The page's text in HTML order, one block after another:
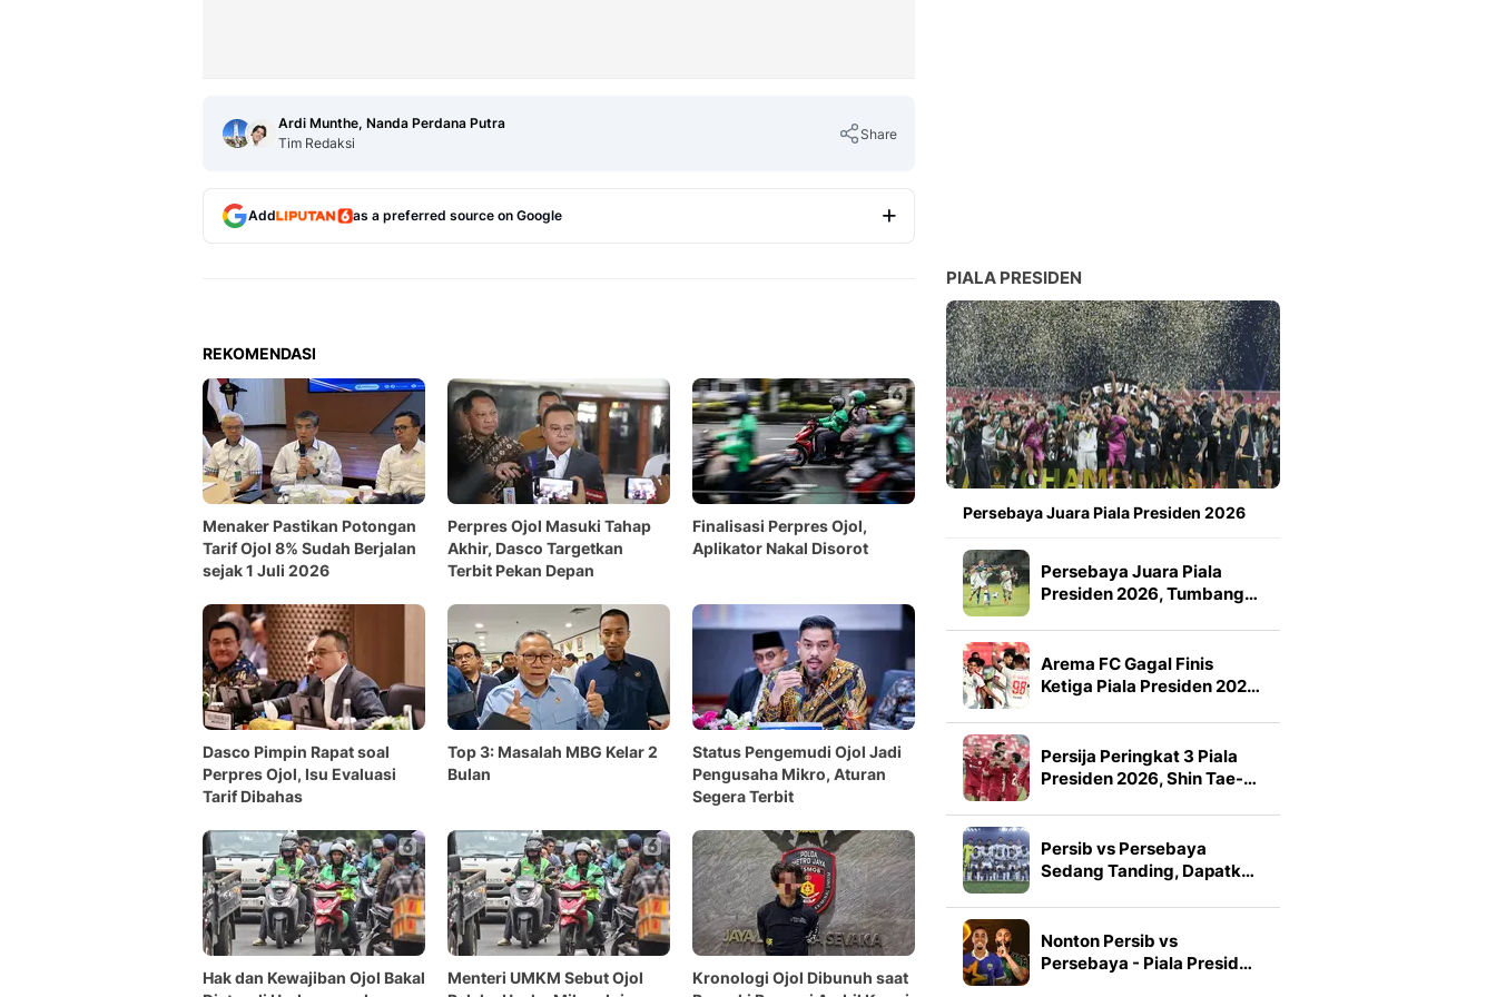
Ardi Munthe, Nanda Perdana Putra
Tim Redaksi
Share
Add as a preferred source on Google
REKOMENDASI
Menaker Pastikan Potongan
Tarif Ojol 8% Sudah Berjalan
sejak 1 Juli 2026
Perpres Ojol Masuki Tahap
Akhir, Dasco Targetkan
Terbit Pekan Depan
Finalisasi Perpres Ojol,
Aplikator Nakal Disorot
Dasco Pimpin Rapat soal
Perpres Ojol, Isu Evaluasi
Tarif Dibahas
Top 3: Masalah MBG Kelar 2
Bulan
Status Pengemudi Ojol Jadi
Pengusaha Mikro, Aturan
Segera Terbit
Hak dan Kewajiban Ojol Bakal
Menteri UMKM Sebut Ojol
Kronologi Ojol Dibunuh saat
PIALA PRESIDEN
Persebaya Juara Piala Presiden 2026
Persebaya Juara Piala
Presiden 2026, Tumbang…
Arema FC Gagal Finis
Ketiga Piala Presiden 202…
Persija Peringkat 3 Piala
Presiden 2026, Shin Tae-…
Persib vs Persebaya
Sedang Tanding, Dapatk…
Nonton Persib vs
Persebaya - Piala Presid…